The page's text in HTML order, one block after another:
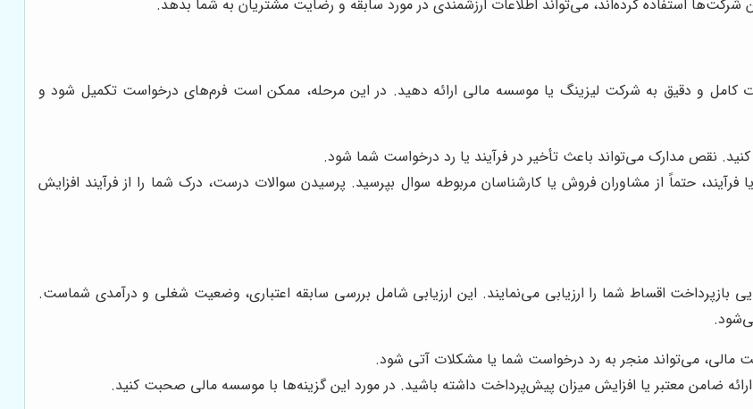
استفاده کرده‌اند، می‌تواند اطلاعات ارزشمندی در مورد سابقه و رضایت مشتریان به شما بدهد.
کامل و دقیق به شرکت لیزینگ یا موسسه مالی ارائه دهید. در این مرحله، ممکن است فرم‌های درخواست تکمیل شود و
نقص مدارک می‌تواند باعث تأخیر در فرآیند یا رد درخواست شما شود.
حتماً از مشاوران فروش یا کارشناسان مربوطه سوال بپرسید. پرسیدن سوالات درست، درک شما را از فرآیند افزایش
بازپرداخت اقساط شما را ارزیابی می‌نمایند. این ارزیابی شامل بررسی سابقه اعتباری، وضعیت شغلی و درآمدی شماست.
مالی، می‌تواند منجر به رد درخواست شما یا مشکلات آتی شود.
ارائه ضامن معتبر یا افزایش میزان پیش‌پرداخت داشته باشید. در مورد این گزینه‌ها با موسسه مالی صحبت کنید.